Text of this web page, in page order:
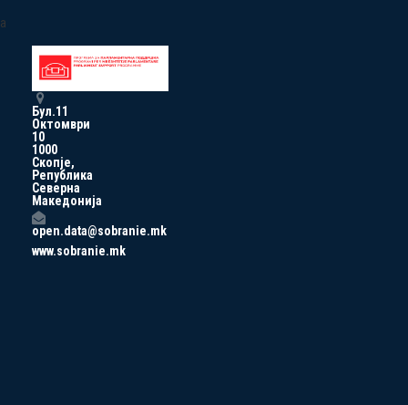
a
Бул.11
Октомври
10
1000
Скопје,
Република
Северна
Македонија
open.data@sobranie.mk
www.sobranie.mk